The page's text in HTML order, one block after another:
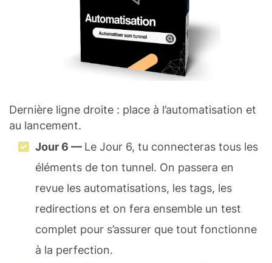
Dernière ligne droite : place à l’automatisation et
au lancement.
Jour 6 — Le Jour 6, tu connecteras tous les
éléments de ton tunnel. On passera en
revue les automatisations, les tags, les
redirections et on fera ensemble un test
complet pour s’assurer que tout fonctionne
à la perfection.